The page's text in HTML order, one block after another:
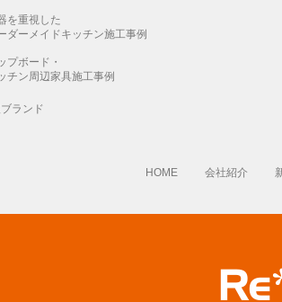
を重視した
ダーメイドキッチン施工事例
プボード・
チン周辺家具施工事例
ランド
HOME 会社紹介